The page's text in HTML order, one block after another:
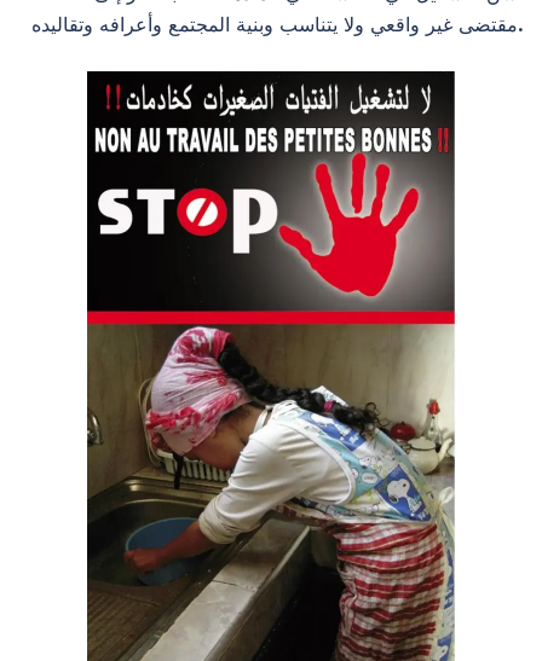
مقتضى غير واقعي ولا يتناسب وبنية المجتمع وأعرافه وتقاليده.